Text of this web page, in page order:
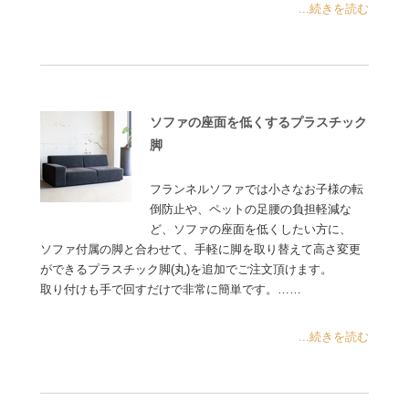
...続きを読む
ソファの座面を低くするプラスチック
脚
フランネルソファでは小さなお子様の転
倒防止や、ペットの足腰の負担軽減な
ど、ソファの座面を低くしたい方に、
ソファ付属の脚と合わせて、手軽に脚を取り替えて高さ変更
ができるプラスチック脚(丸)を追加でご注文頂けます。
取り付けも手で回すだけで非常に簡単です。……
...続きを読む